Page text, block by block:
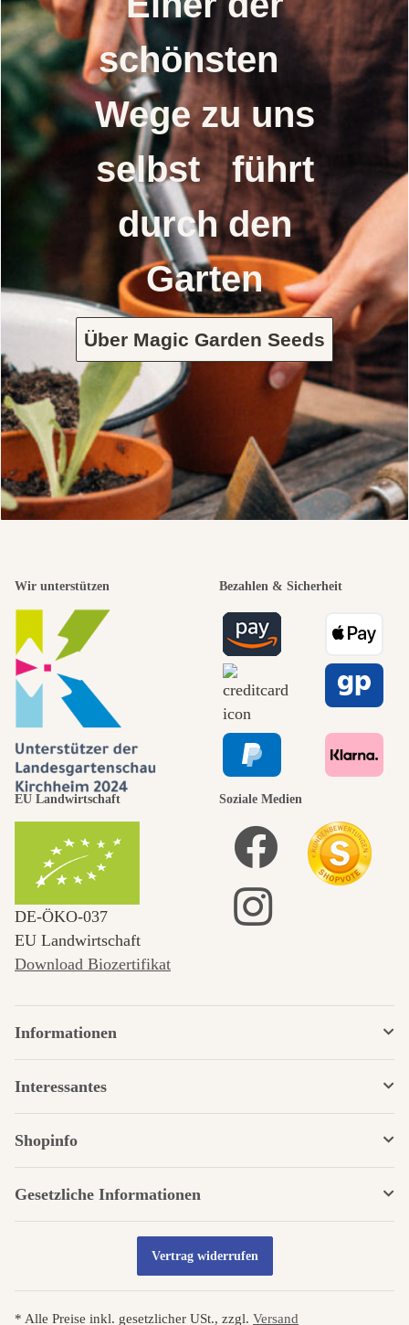
schönsten
Wege zu uns
selbst führt
durch den
Garten
Über Magic Garden Seeds
Wir unterstützen Bezahlen & Sicherheit
EU Landwirtschaft
DE‑ÖKO‑037
EU Landwirtschaft
Download Biozertifikat
Soziale Medien
Informationen
Interessantes
Shopinfo
Gesetzliche Informationen
Vertrag widerrufen
* Alle Preise inkl. gesetzlicher USt., zzgl. Versand